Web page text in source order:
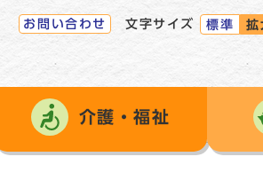
お問い合わせ 文字サイズ 標準 拡
介護・福祉